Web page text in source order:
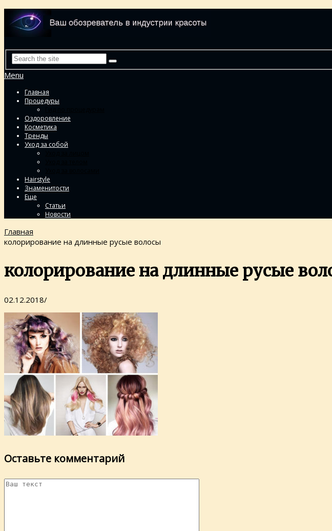
Menu
Главная
Процедуры
Оздоровление
Косметика
Тренды
Уход за собой
Hairstyle
Знаменитости
Еще
Статьи
Новости
Главная
колорирование на длинные русые волосы
колорирование на длинные русые
02.12.2018/
Оставьте комментарий